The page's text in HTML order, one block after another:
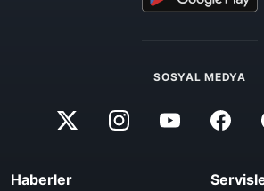
SOSYAL MEDYA
Haberler